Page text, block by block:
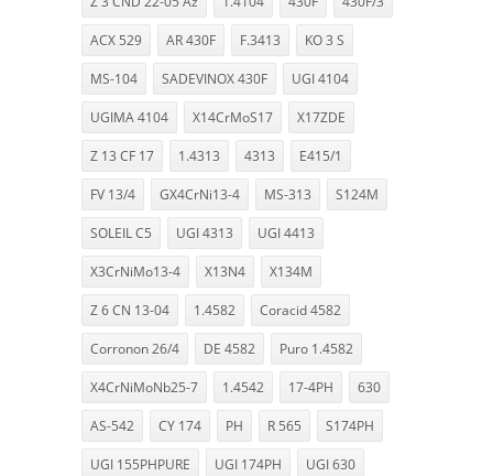
ACX 529 AR 430F F.3413 KO 3 S
MS-104 SADEVINOX 430F UGI 4104
UGIMA 4104 X14CrMoS17 X17ZDE
Z 13 CF 17 1.4313 4313 E415/1
FV 13/4 GX4CrNi13-4 MS-313 S124M
SOLEIL C5 UGI 4313 UGI 4413
X3CrNiMo13-4 X13N4 X134M
Z 6 CN 13-04 1.4582 Coracid 4582
Corronon 26/4 DE 4582 Puro 1.4582
X4CrNiMoNb25-7 1.4542 17-4PH 630
AS-542 CY 174 PH R 565 S174PH
UGI 155PHPURE UGI 174PH UGI 630